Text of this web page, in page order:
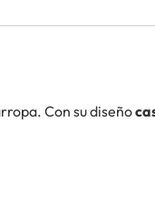
Con su diseño